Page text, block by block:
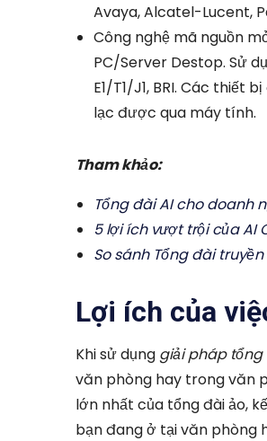
Avaya, Alcatel-Lucent,
Công nghệ mã nguồn
PC/Server Destop. Sử
E1/T1/J1, BRI. Các thiết
lạc được qua máy tính.
Tham khảo:
Tổng đài AI cho doanh
5 lợi ích vượt trội của
So sánh Tổng đài
Lợi ích của
Khi sử dụng giải pháp tổng
văn phòng hay trong văn
lớn nhất của tổng đài ảo,
bạn đang ở tại văn phòng